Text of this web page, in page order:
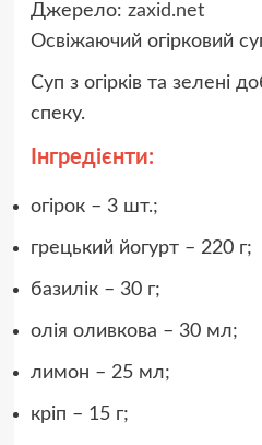
Джерело: zaxid.net
Освіжаючий огірковий
Суп з огірків та зелені
спеку.
Інгредієнти:
огірок – 3 шт.;
грецький йогурт – 220 г;
базилік – 30 г;
олія оливкова – 30 мл;
лимон – 25 мл;
кріп – 15 г;